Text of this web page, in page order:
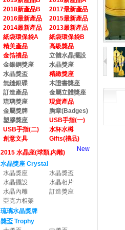
2018新產品B
2017最新產品
2016最新產品
2015最新產品
2014最新產品
2013最新產品
紙袋環保袋A
紙袋環保袋B
精美產品
高級獎品
金箔禮品
立體水晶擺設
金銀銅獎座
水晶獎座
水晶獎盃
精緻獎座
無縫銀碟
木證書獎座
訂造產品
金屬立體獎座
琉璃獎座
現貨產品
金屬獎牌
胸章(Badges)
塑膠獎座
USB手指(一)
USB手指(二)
水杯水樽
創意文具
Gifts(禮品)
2015 水晶座(球類,內雕)
New
水晶獎座 Crystal
水晶獎座
水晶獎盃
水晶擺設
水晶相片
水晶內雕
訂造獎座
亞克力相架
琉璃水晶獎牌
獎盃 Trophy